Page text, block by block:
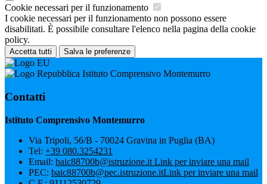
Cookie necessari per il funzionamento
I cookie necessari per il funzionamento non possono essere
disabilitati. È possibile consultare l'elenco nella pagina della cookie
policy.
Accetta tutti Salva le preferenze
Istituto Comprensivo Montemurro
Contatti
Istituto Comprensivo Montemurro
Via Tripoli, 56/B - 70024 Gravina in Puglia (BA)
Tel: +39 080.3254231
Email: baic88700b@istruzione.it Link per inviare una mail
PEC: baic88700b@pec.istruzione.itLink per inviare una mail